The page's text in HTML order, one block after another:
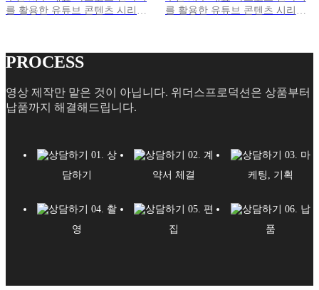
를 활용한 유튜브 콘텐츠 시리지
를 활용한 유튜브 콘텐츠 시리즈
PROCESS
영상 제작만 맡은 것이 아닙니다. 위더스프로덕션은 상품부터
납품까지 해결해드립니다.
01. 상
담하기
02. 계
약서 체결
03. 마
케팅, 기획
04. 촬
영
05. 편
집
06. 납
품